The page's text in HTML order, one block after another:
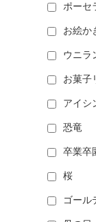
ポーセ
お絵か
ウニラ
お菓子
アイシ
恐竜
卒業卒
桜
ゴール